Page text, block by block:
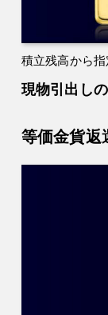
積立残高から指
現物引出し
等価金貨返